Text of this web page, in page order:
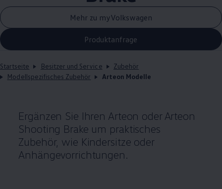
Mehr zu myVolkswagen
Produktanfrage
Startseite Besitzer und Service
Zubehör
Modellspezifisches Zubehör
Arteon Modelle
Ergänzen Sie Ihren Arteon oder Arteon
Shooting Brake um praktisches
Zubehör, wie Kindersitze oder
Anhängevorrichtungen.